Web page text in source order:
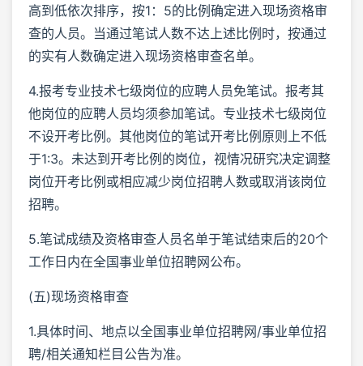
高到低依次排序，按1：5的比例确定进入现场资格审
查的人员。当通过笔试人数不达上述比例时，按通过
的实有人数确定进入现场资格审查名单。
4.报考专业技术七级岗位的应聘人员免笔试。报考其
他岗位的应聘人员均须参加笔试。专业技术七级岗位
不设开考比例。其他岗位的笔试开考比例原则上不低
于1:3。未达到开考比例的岗位，视情况研究决定调整
岗位开考比例或相应减少岗位招聘人数或取消该岗位
招聘。
5.笔试成绩及资格审查人员名单于笔试结束后的20个
工作日内在全国事业单位招聘网公布。
(五)现场资格审查
1.具体时间、地点以全国事业单位招聘网/事业单位招
聘/相关通知栏目公告为准。